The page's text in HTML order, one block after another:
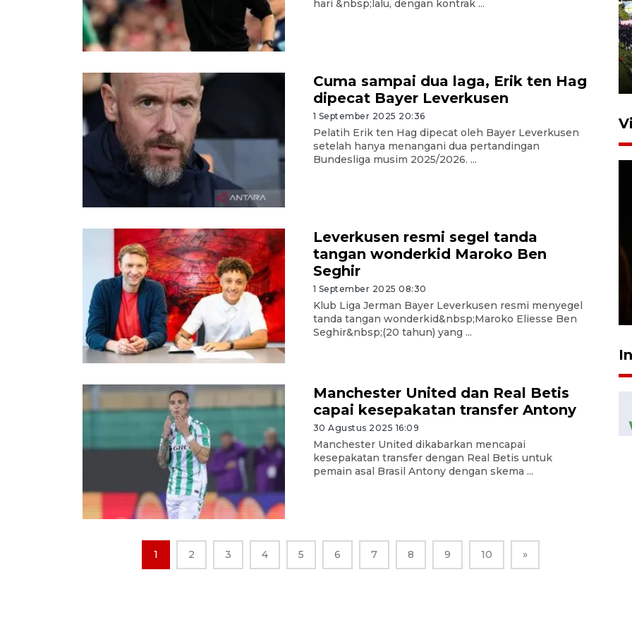
hari &nbsp;lalu, dengan kontrak ...
Cuma sampai dua laga, Erik ten Hag
dipecat Bayer Leverkusen
1 September 2025 20:36
Pelatih Erik ten Hag dipecat oleh Bayer Leverkusen
setelah hanya menangani dua pertandingan
Bundesliga musim 2025/2026. ...
Leverkusen resmi segel tanda
tangan wonderkid Maroko Ben
Seghir
1 September 2025 08:30
Klub Liga Jerman Bayer Leverkusen resmi menyegel
tanda tangan wonderkid&nbsp;Maroko Eliesse Ben
Seghir&nbsp;(20 tahun) yang ...
Manchester United dan Real Betis
capai kesepakatan transfer Antony
30 Agustus 2025 16:09
Manchester United dikabarkan mencapai
kesepakatan transfer dengan Real Betis untuk
pemain asal Brasil Antony dengan skema ...
1 2 3 4 5 6 7 8 9 10 »
17 Agustus 2023 15:58
SPPG di Gorontalo jaga
Ramadhan
23 Februari 2026 18:20